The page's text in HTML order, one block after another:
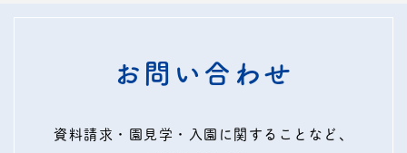
お問い合わせ
資料請求・園見学・入園に関することなど、